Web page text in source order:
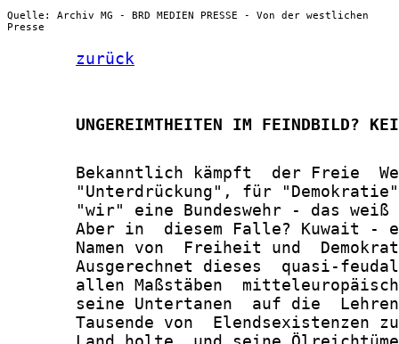
Quelle: Archiv MG - BRD MEDIEN PRESSE - Von der westlichen
Presse
zurück
UNGEREIMTHEITEN IM FEINDBILD?
Bekanntlich kämpft  der Freie
"Unterdrückung", für
"wir" eine Bundeswehr - das weiß
Aber in  diesem Falle? Kuwait -
Namen von  Freiheit und
Ausgerechnet dieses  quasi-
allen Maßstäben
seine Untertanen  auf die
Tausende von  Elendsexistenzen